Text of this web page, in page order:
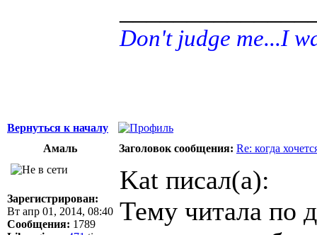
Don't judge me...I
Вернуться к началу
Амаль
Заголовок сообщения: Re: когда
Зарегистрирован:
Вт апр 01, 2014, 08:40
Сообщения: 1789
Kat писал(а):
Тему читала по